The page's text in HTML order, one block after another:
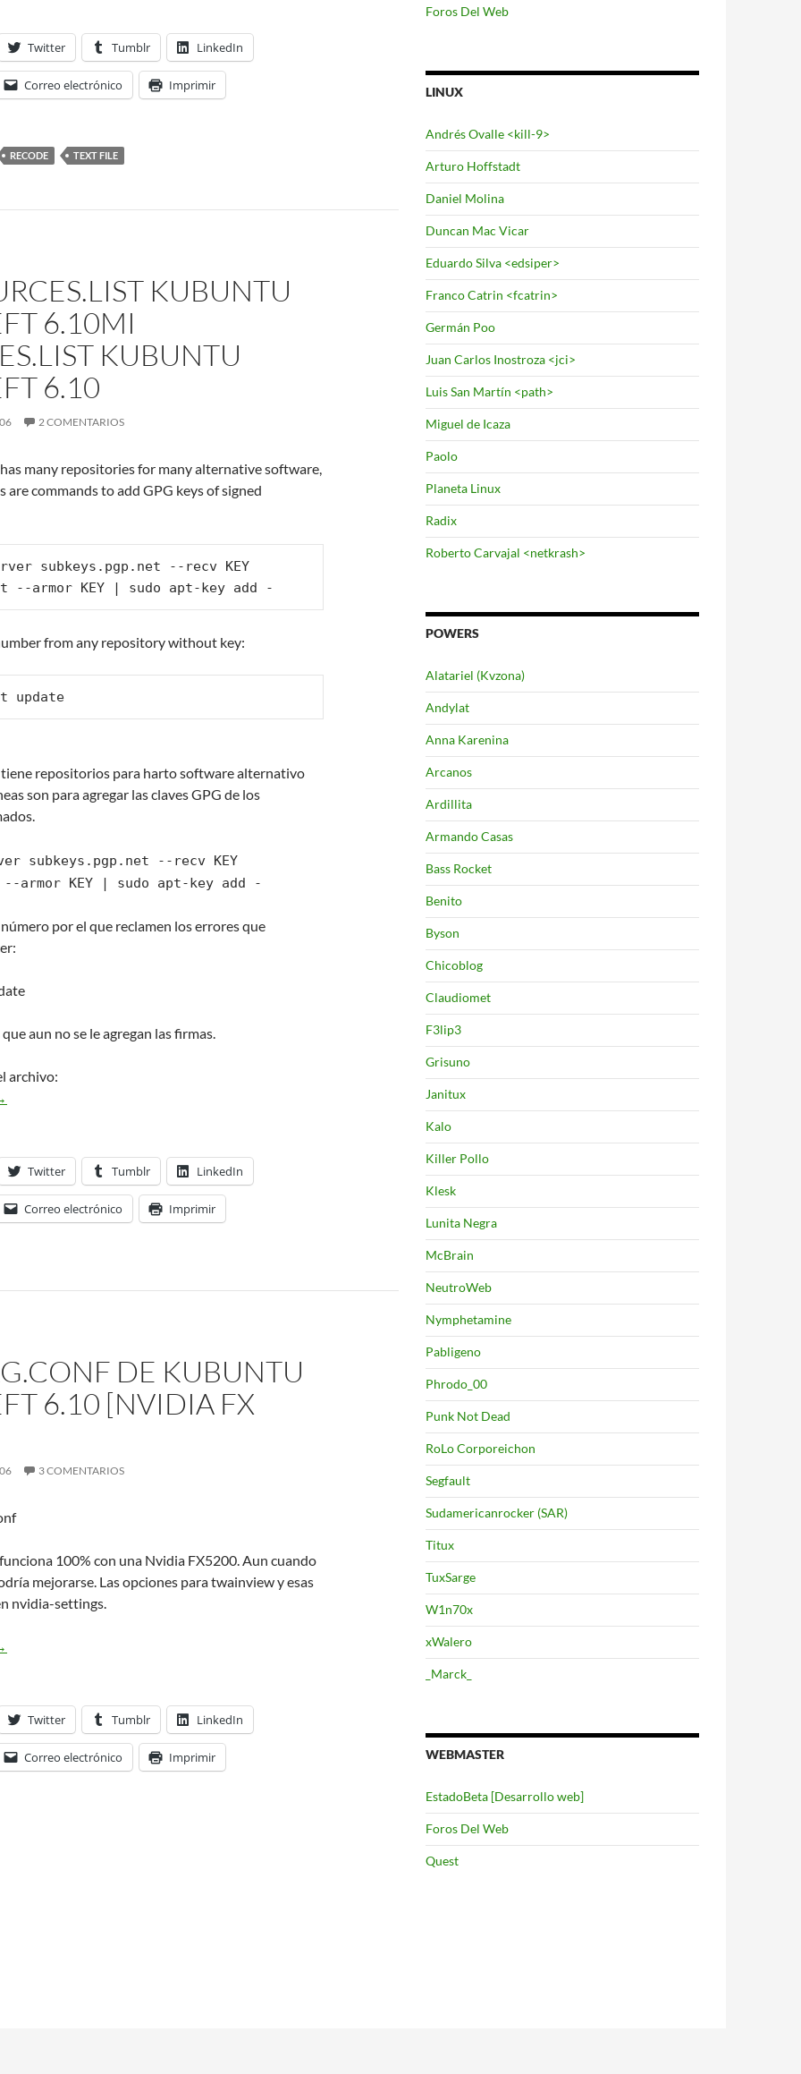
Twitter Tumblr LinkedIn
Correo electrónico Imprimir
RECODE TEXT FILE
KUBUNTU
6.10MI
KUBUNTU
6.10
2 COMENTARIOS
many repositories for many alternative software,
commands to add GPG keys of signed
subkeys.pgp.net --recv KEY
--armor KEY | sudo apt-key add -
from any repository without key:
update
tiene repositorios para harto software alternativo
son para agregar las claves GPG de los
subkeys.pgp.net --recv KEY
armor KEY | sudo apt-key add -
por el que reclamen los errores que
aun no se le agregan las firmas.
archivo:
sources.list Kubuntu Edgy Eft 6.10 Mi sources.list Kubuntu Edgy Eft 6.10
Twitter Tumblr LinkedIn
Correo electrónico Imprimir
DE KUBUNTU
6.10 [NVIDIA FX
3 COMENTARIOS
100% con una Nvidia FX5200. Aun cuando
mejorarse. Las opciones para twainview y esas
nvidia-settings.
xorg.conf de Kubuntu Edgy Eft 6.10 [NVIDIA FX 5200]
Twitter Tumblr LinkedIn
Correo electrónico Imprimir
Foros Del Web
LINUX
Andrés Ovalle <kill-9>
Arturo Hoffstadt
Daniel Molina
Duncan Mac Vicar
Eduardo Silva <edsiper>
Franco Catrin <fcatrin>
Germán Poo
Juan Carlos Inostroza <jci>
Luis San Martín <path>
Miguel de Icaza
Paolo
Planeta Linux
Radix
Roberto Carvajal <netkrash>
POWERS
Alatariel (Kvzona)
Andylat
Anna Karenina
Arcanos
Ardillita
Armando Casas
Bass Rocket
Benito
Byson
Chicoblog
Claudiomet
F3lip3
Grisuno
Janitux
Kalo
Killer Pollo
Klesk
Lunita Negra
McBrain
NeutroWeb
Nymphetamine
Pabligeno
Phrodo_00
Punk Not Dead
RoLo Corporeichon
Segfault
Sudamericanrocker (SAR)
Titux
TuxSarge
W1n70x
xWalero
_Marck_
WEBMASTER
EstadoBeta [Desarrollo web]
Foros Del Web
Quest